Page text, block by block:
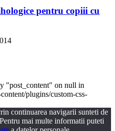
pentru copiii cu
"post_content" on null in
plugins/custom-css-
continuarea navigarii sunteti de
mai multe informatii puteti